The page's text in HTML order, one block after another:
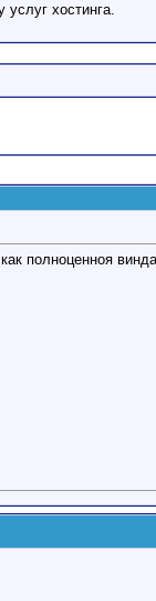
хостинга.
полноценноя